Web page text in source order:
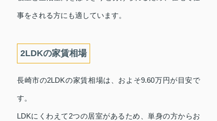
事をされる方にも適しています。
2LDKの家賃相場
長崎市の2LDKの家賃相場は、およそ9.60万円が目安で
す。
LDKにくわえて2つの居室があるため、単身の方からお